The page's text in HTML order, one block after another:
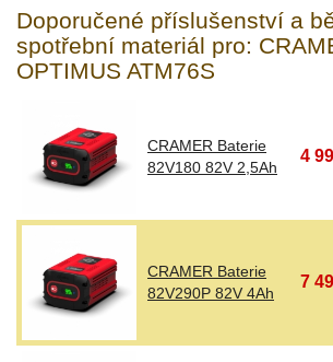
Doporučené příslušenství a
spotřební materiál pro:
OPTIMUS ATM76S
CRAMER Baterie
82V180 82V 2,5Ah
4
CRAMER Baterie
82V290P 82V 4Ah
7